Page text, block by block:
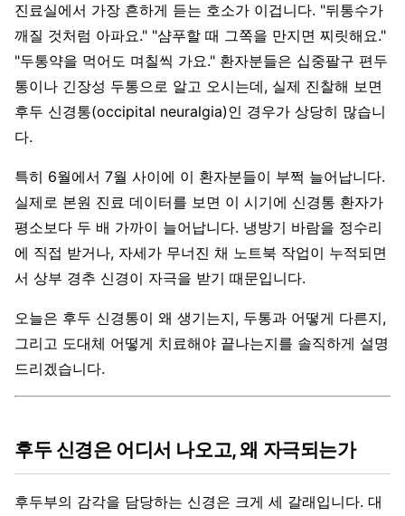
진료실에서 가장 흔하게 듣는 호소가 이겁니다. "뒤통수가
깨질 것처럼 아파요." "샴푸할 때 그쪽을 만지면 찌릿해요."
"두통약을 먹어도 며칠씩 가요." 환자분들은 십중팔구 편두
통이나 긴장성 두통으로 알고 오시는데, 실제 진찰해 보면
후두 신경통(occipital neuralgia)인 경우가 상당히 많습니
다.
특히 6월에서 7월 사이에 이 환자분들이 부쩍 늘어납니다.
실제로 본원 진료 데이터를 보면 이 시기에 신경통 환자가
평소보다 두 배 가까이 늘어납니다. 냉방기 바람을 정수리
에 직접 받거나, 자세가 무너진 채 노트북 작업이 누적되면
서 상부 경추 신경이 자극을 받기 때문입니다.
오늘은 후두 신경통이 왜 생기는지, 두통과 어떻게 다른지,
그리고 도대체 어떻게 치료해야 끝나는지를 솔직하게 설명
드리겠습니다.
후두 신경은 어디서 나오고, 왜 자극되는가
후두부의 감각을 담당하는 신경은 크게 세 갈래입니다. 대